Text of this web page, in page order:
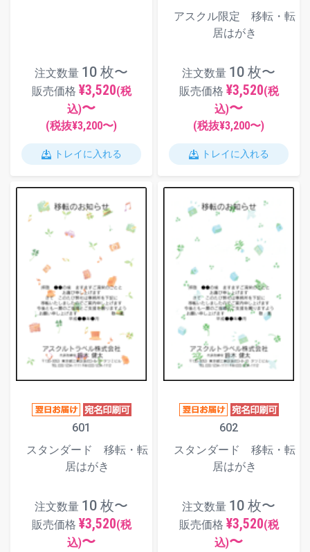
注文数量 10 枚〜
販売価格 ¥3,520(税
込)〜
(税抜¥3,200〜)
トレイに入れる
アスクル限定 移転・転
居はがき
注文数量 10 枚〜
販売価格 ¥3,520(税
込)〜
(税抜¥3,200〜)
トレイに入れる
601
スタンダード 移転・転
居はがき
注文数量 10 枚〜
販売価格 ¥3,520(税
込)〜
602
スタンダード 移転・転
居はがき
注文数量 10 枚〜
販売価格 ¥3,520(税
込)〜